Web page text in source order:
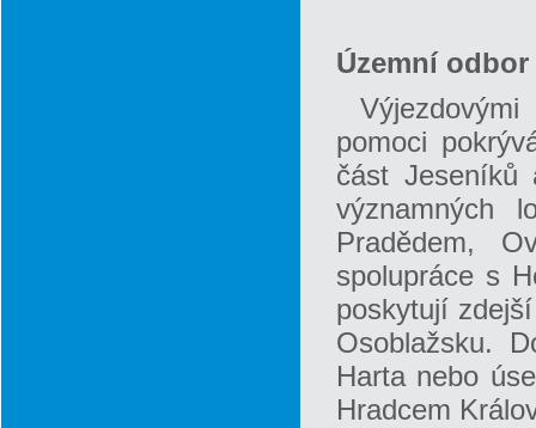
Územní
pomoci
část Jeseníků
významných
Pradědem,
spolupráce s
poskytují
Osoblažsku.
Harta nebo
Hradcem